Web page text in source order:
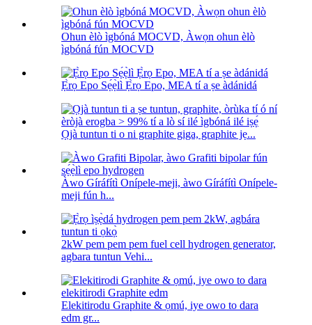
Ohun èlò ìgbóná MOCVD, Àwọn ohun èlò
ìgbóná fún MOCVD
Ẹ̀rọ Epo Sẹ́ẹ̀lì Ẹ̀rọ Epo, MEA tí a ṣe àdánidá
Ọjà tuntun ti o ni graphite giga, graphite jẹ...
Àwo Gíráfítì Onípele-meji, àwo Gíráfítì Onípele-
meji fún h...
2kW pem pem pem fuel cell hydrogen generator,
agbara tuntun Vehi...
Elekitirodu Graphite & ọmú, iye owo to dara
edm gr...